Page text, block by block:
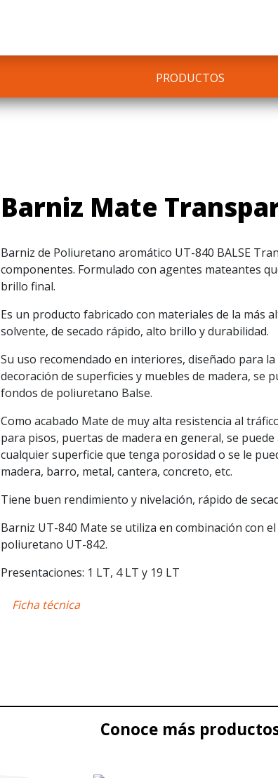
PRODUCTOS
Barniz Mate
Barniz de Poliuretano aromático UT-840 BALSE
componentes. Formulado con agentes mateantes
brillo final.
Es un producto fabricado con materiales de la más
solvente, de secado rápido, alto brillo y durabilidad.
Su uso recomendado en interiores, diseñado para
decoración de superficies y muebles de madera, se
fondos de poliuretano Balse.
Como acabado Mate de muy alta resistencia al
para pisos, puertas de madera en general, se
cualquier superficie que tenga porosidad o se le
madera, barro, metal, cantera, concreto, etc.
Tiene buen rendimiento y nivelación, rápido de
Barniz UT-840 Mate se utiliza en combinación con
poliuretano UT-842.
Presentaciones: 1 LT, 4 LT y 19 LT
Ficha técnica
Conoce más